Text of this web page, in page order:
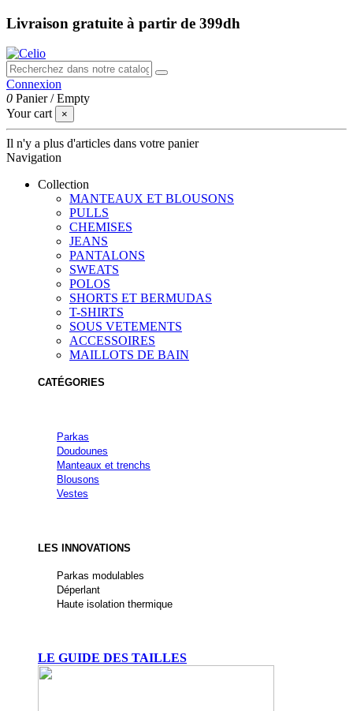
Livraison gratuite à partir de 399dh
Connexion
0 Panier /Empty
Your cart
×
Il n'y a plus d'articles dans votre panier
Navigation
Collection
MANTEAUX ET BLOUSONS
PULLS
CHEMISES
JEANS
PANTALONS
SWEATS
POLOS
SHORTS ET BERMUDAS
T-SHIRTS
SOUS VETEMENTS
ACCESSOIRES
MAILLOTS DE BAIN
CATÉGORIES
Parkas
Doudounes
Manteaux et trenchs
Blousons
Vestes
LES INNOVATIONS
Parkas modulables
Déperlant
Haute isolation thermique
LE GUIDE DES TAILLES